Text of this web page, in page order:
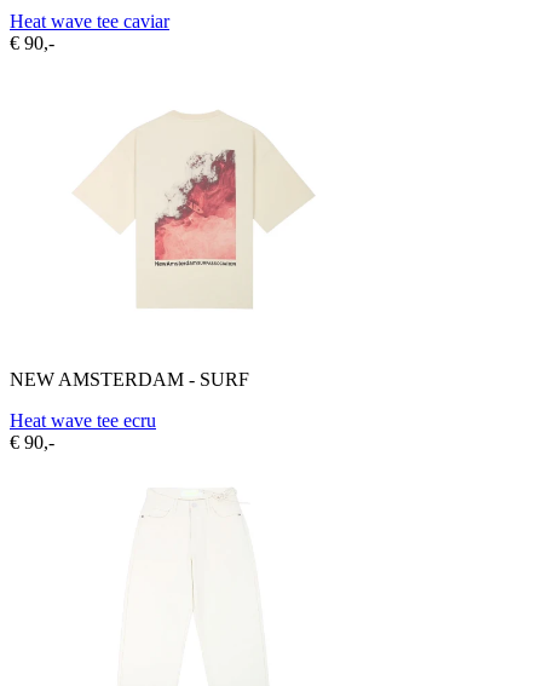
Heat wave tee caviar
€ 90,-
NEW AMSTERDAM - SURF
Heat wave tee ecru
€ 90,-